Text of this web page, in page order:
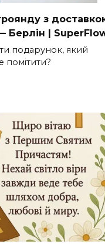
з
Берлін |
подарунок, який